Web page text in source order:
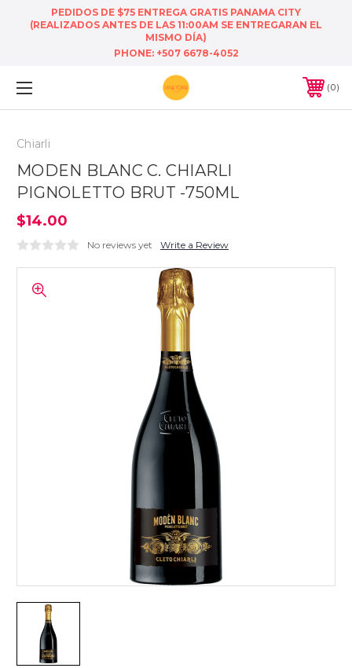
PEDIDOS DE $75 ENTREGA GRATIS PANAMA CITY
(REALIZADOS ANTES DE LAS 11:00AM SE ENTREGARAN EL
MISMO DÍA)
PHONE: +507 6678-4052
0
Chiarli
MODEN BLANC C. CHIARLI
PIGNOLETTO BRUT -750ML
$14.00
No reviews yet Write a Review